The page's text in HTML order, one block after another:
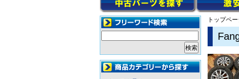
トップペー